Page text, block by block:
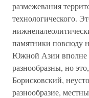
размежевания
технологического.
памятники повсюду
Южной Азии вполне
разнообразны, но
Борисковский,
разнообразие,